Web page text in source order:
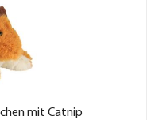
mit Catnip